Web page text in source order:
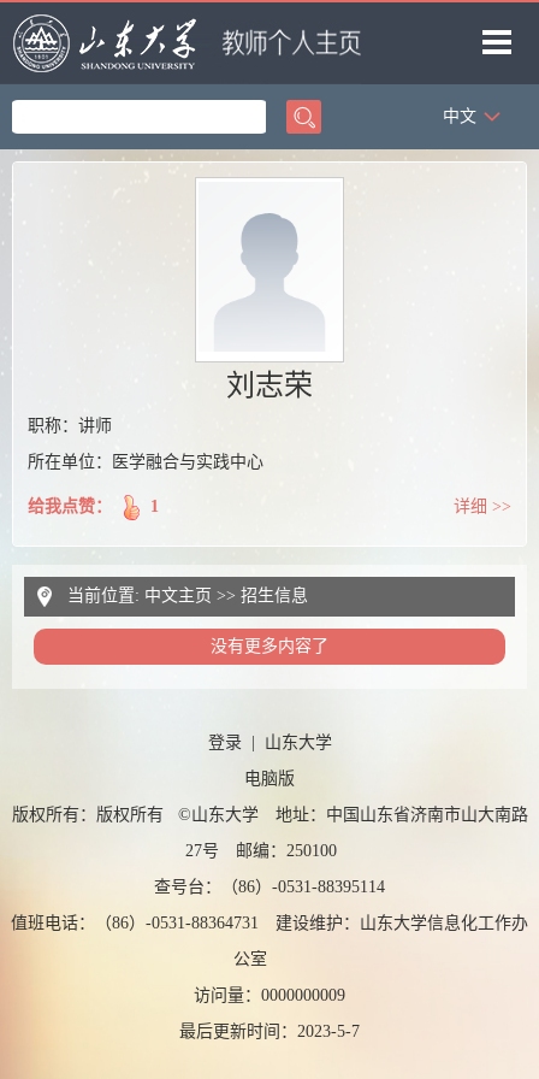
首页
中文
刘志荣
职称：讲师
所在单位：医学融合与实践中心
给我点赞： 1 详细 >>
当前位置: 中文主页 >> 招生信息
没有更多内容了
登录| 山东大学
电脑版
版权所有：版权所有 ©山东大学 地址：中国山东省济南市山大南路
27号 邮编：250100
查号台：（86）-0531-88395114
值班电话：（86）-0531-88364731 建设维护：山东大学信息化工作办
公室
访问量： 0000000009
最后更新时间： 2023-5-7